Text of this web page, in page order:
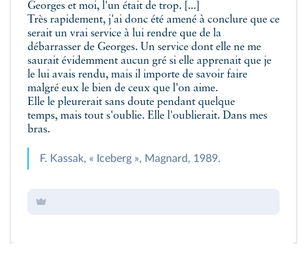
Georges et moi, l'un était de trop. [...]
Très rapidement, j'ai donc été amené à conclure que ce
serait un vrai service à lui rendre que de la
débarrasser de Georges. Un service dont elle ne me
saurait évidemment aucun gré si elle apprenait que je
le lui avais rendu, mais il importe de savoir faire
malgré eux le bien de ceux que l'on aime.
Elle le pleurerait sans doute pendant quelque
temps, mais tout s'oublie. Elle l'oublierait. Dans mes
bras.
F. Kassak, « Iceberg », Magnard, 1989.